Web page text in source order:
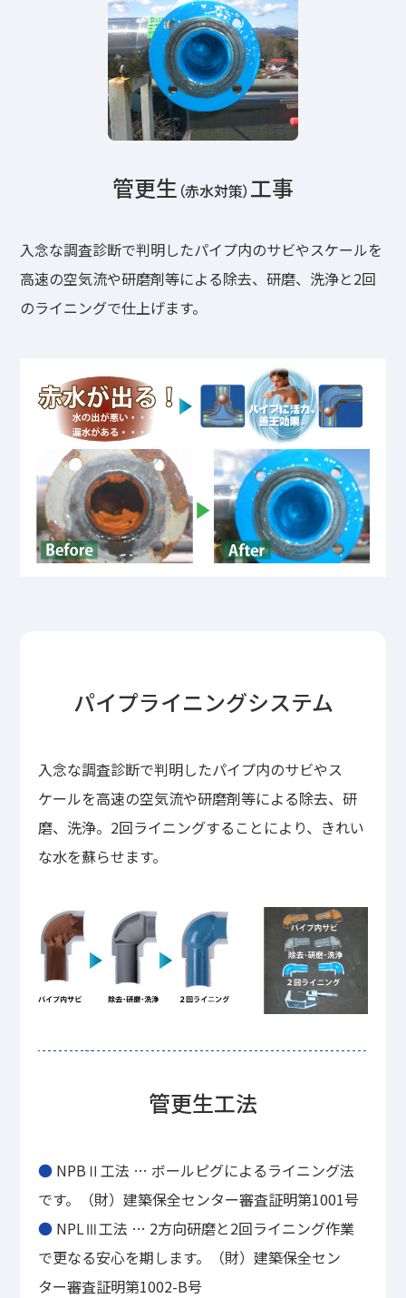
管更生 （赤水対策） 工事
入念な調査診断で判明したパイプ内のサビやスケールを
高速の空気流や研磨剤等による除去、研磨、洗浄と2回
のライニングで仕上げます。
パイプライニングシステム
入念な調査診断で判明したパイプ内のサビやス
ケールを高速の空気流や研磨剤等による除去、研
磨、洗浄。2回ライニングすることにより、きれい
な水を蘇らせます。
管更生工法
● NPBⅡ工法 … ボールピグによるライニング法
です。（財）建築保全センター審査証明第1001号
● NPLⅢ工法 … 2方向研磨と2回ライニング作業
で更なる安心を期します。（財）建築保全セン
ター審査証明第1002-B号